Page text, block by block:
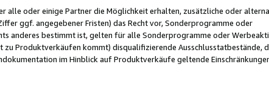
alle oder einige Partner die Möglichkeit erhalten, zusätzliche oder
ggf. angegebener Fristen) das Recht vor, Sonderprogramme oder
anderes bestimmt ist, gelten für alle Sonderprogramme oder
Produktverkäufen kommt) disqualifizierende Ausschlusstatbestände,
im Hinblick auf Produktverkäufe geltende